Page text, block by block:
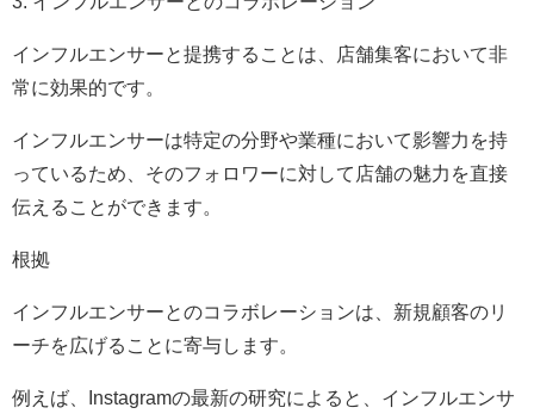
インフルエンサーと提携することは、店舗集客において非
常に効果的です。
インフルエンサーは特定の分野や業種において影響力を持
っているため、そのフォロワーに対して店舗の魅力を直接
伝えることができます。
根拠
インフルエンサーとのコラボレーションは、新規顧客のリ
ーチを広げることに寄与します。
例えば、Instagramの最新の研究によると、インフルエンサ